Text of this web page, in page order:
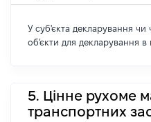
У суб'єкта декларування чи
об'єкти для декларування в
5. Цінне рухоме
транспортних